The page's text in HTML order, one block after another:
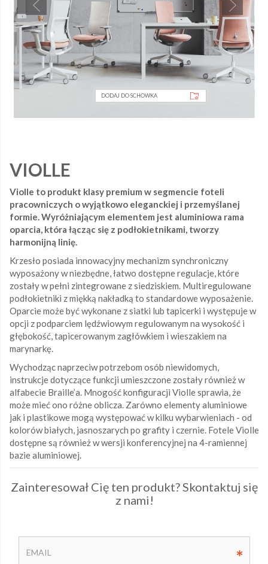
DODAJ DO SCHOWKA
VIOLLE
Violle to produkt klasy premium w segmencie foteli
pracowniczych o wyjątkowo eleganckiej i przemyślanej
formie. Wyróżniającym elementem jest aluminiowa rama
oparcia, która łącząc się z podłokietnikami, tworzy
harmonijną linię.
Krzesło posiada innowacyjny mechanizm synchroniczny
wyposażony w niezbędne, łatwo dostępne regulacje, które
zostały w pełni zintegrowane z siedziskiem. Multiregulowane
podłokietniki z miękką nakładką to standardowe wyposażenie.
Oparcie może być wykonane z siatki lub tapicerki i występuje w
opcji z podparciem lędźwiowym regulowanym na wysokość i
głębokość, tapicerowanym zagłówkiem i wieszakiem na
marynarkę.
Wychodząc naprzeciw potrzebom osób niewidomych,
instrukcje dotyczące funkcji umieszczone zostały również w
alfabecie Braille’a. Mnogość konfiguracji Violle sprawia, że
może mieć ono różne oblicza. Zarówno elementy aluminiowe
jak i plastikowe mogą występować w kilku wybarwieniach - od
kolorów białych, jasnoszarych po grafity i czernie. Fotele Violle
dostępne są również w wersji konferencyjnej na 4-ramiennej
bazie aluminiowej.
Zainteresował Cię ten produkt? Skontaktuj się
z nami!